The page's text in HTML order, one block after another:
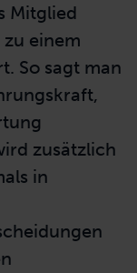
Mitglied
zu einem
So sagt man
zusätzlich
in